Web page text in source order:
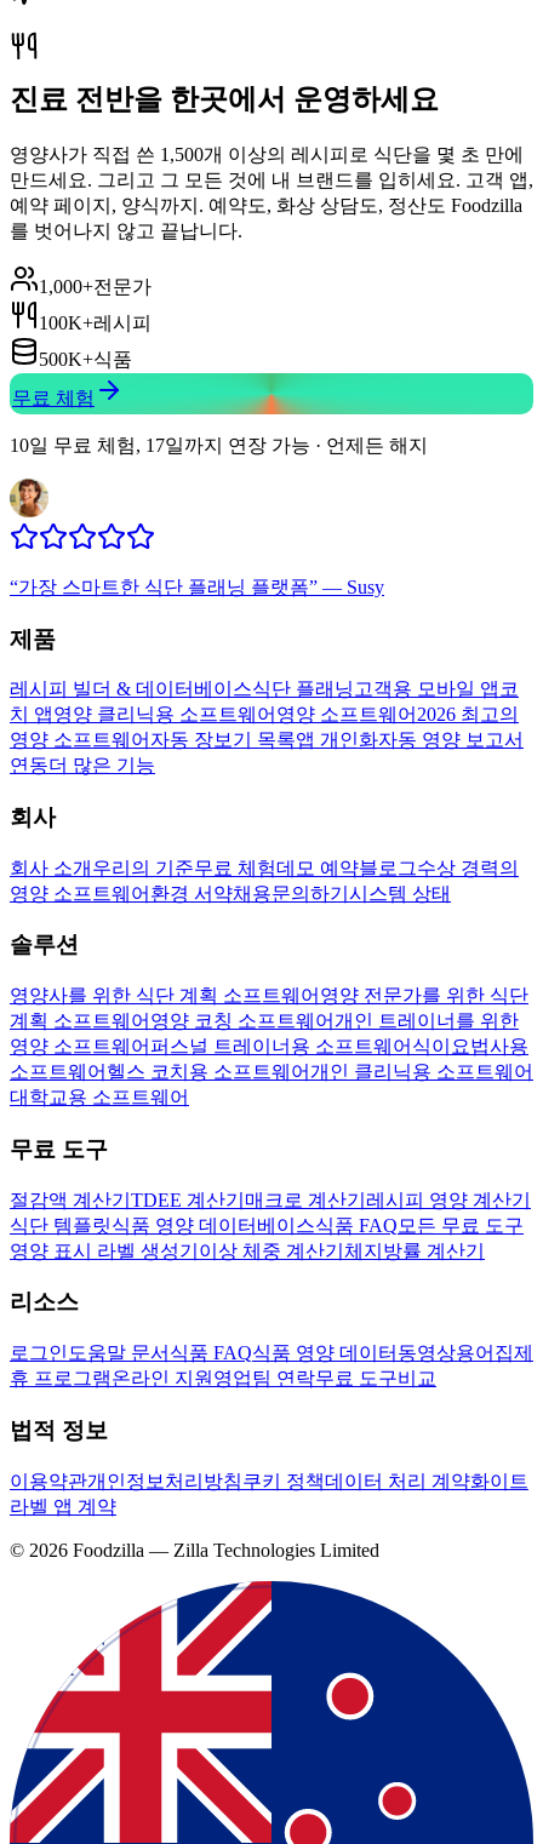
진료 전반을 한곳에서 운영하세요
영양사가 직접 쓴 1,500개 이상의 레시피로 식단을 몇 초 만에
만드세요. 그리고 그 모든 것에 내 브랜드를 입히세요. 고객 앱,
예약 페이지, 양식까지. 예약도, 화상 상담도, 정산도 Foodzilla
를 벗어나지 않고 끝납니다.
1,000+전문가
100K+레시피
500K+식품
무료 체험
10일 무료 체험, 17일까지 연장 가능 · 언제든 해지
“가장 스마트한 식단 플래닝 플랫폼” — Susy
제품
레시피 빌더 & 데이터베이스식단 플래닝 고객용 모바일 앱 코
치 앱영양 클리닉용 소프트웨어 영양 소프트웨어 2026 최고의
영양 소프트웨어 자동 장보기 목록앱 개인화자동 영양 보고서
연동더 많은 기능
회사
회사 소개 우리의 기준무료 체험데모 예약블로그수상 경력의
영양 소프트웨어 환경 서약채용문의하기 시스템 상태
솔루션
영양사를 위한 식단 계획 소프트웨어 영양 전문가를 위한 식단
계획 소프트웨어 영양 코칭 소프트웨어개인 트레이너를 위한
영양 소프트웨어 퍼스널 트레이너용 소프트웨어 식이요법사용
소프트웨어 헬스 코치용 소프트웨어개인 클리닉용 소프트웨어
대학교용 소프트웨어
무료 도구
절감액 계산기 TDEE 계산기 매크로 계산기 레시피 영양 계산기
식단 템플릿식품 영양 데이터베이스식품 FAQ 모든 무료 도구
영양 표시 라벨 생성기 이상 체중 계산기 체지방률 계산기
리소스
로그인 도움말 문서 식품 FAQ식품 영양 데이터 동영상용어집제
휴 프로그램온라인 지원 영업팀 연락무료 도구비교
법적 정보
이용약관개인정보처리방침쿠키 정책데이터 처리 계약화이트
라벨 앱 계약
© 2026 Foodzilla — Zilla Technologies Limited